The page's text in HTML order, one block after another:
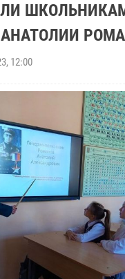
АНАТОЛИИ
12:00